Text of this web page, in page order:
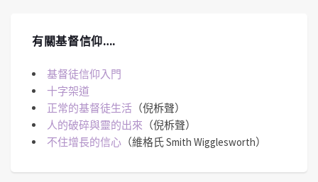
有關基督信仰….
基督徒信仰入門
十字架道
正常的基督徒生活 （倪柝聲）
人的破碎與靈的出來 （倪柝聲）
不住增長的信心 （維格氏 Smith Wigglesworth）